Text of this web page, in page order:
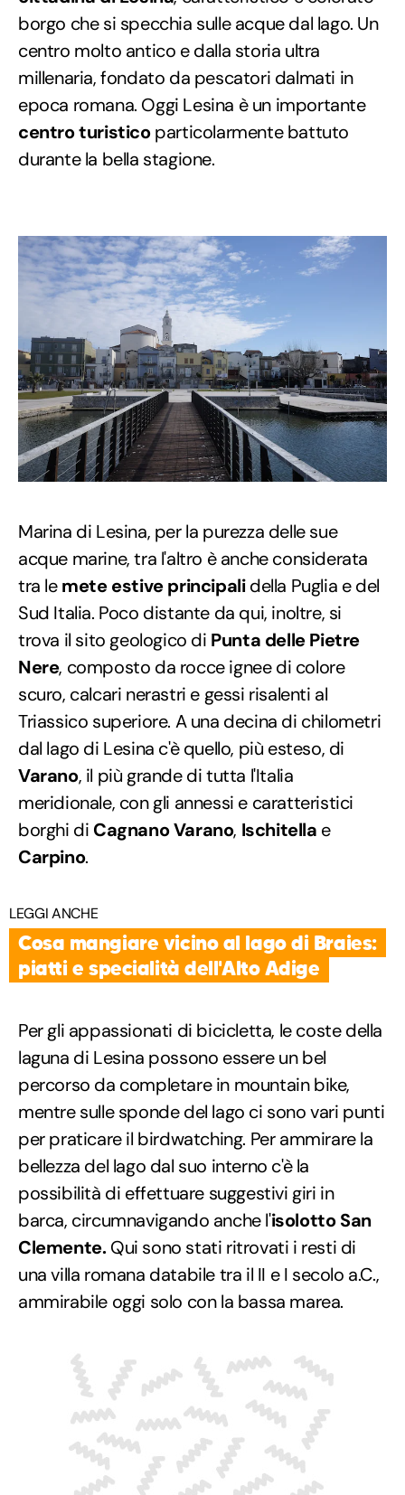
borgo che si specchia sulle acque dal lago. Un
centro molto antico e dalla storia ultra
millenaria, fondato da pescatori dalmati in
epoca romana. Oggi Lesina è un importante
centro turisticoparticolarmente battuto
durante la bella stagione.
Marina di Lesina, per la purezza delle sue
acque marine, tra l'altro è anche considerata
tra lemete estive principalidella Puglia e del
Sud Italia. Poco distante da qui, inoltre, si
trova il sito geologico di Punta delle Pietre
Nere, composto da rocce ignee di colore
scuro, calcari nerastri e gessi risalenti al
Triassico superiore. A una decina di chilometri
dal lago di Lesina c'è quello, più esteso, di
Varano, il più grande di tutta l'Italia
meridionale, con gli annessi e caratteristici
borghi di Cagnano Varano, Ischitella e
Carpino.
LEGGI ANCHE
Cosa mangiare vicino al lago di Braies:
piatti e specialità dell'Alto Adige
Per gli appassionati di bicicletta, le coste della
laguna di Lesina possono essere un bel
percorso da completare in mountain bike,
mentre sulle sponde del lago ci sono vari punti
per praticare il birdwatching. Per ammirare la
bellezza del lago dal suo interno c'è la
possibilità di effettuare suggestivi giri in
barca, circumnavigando anche l'isolotto San
Clemente.Qui sono stati ritrovati i resti di
una villa romana databile tra il II e I secolo a.C.,
ammirabile oggi solo con la bassa marea.